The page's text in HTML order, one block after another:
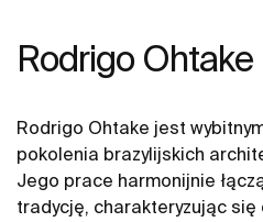
Rodrigo Ohtake
Rodrigo Ohtake jest
pokolenia brazylijskich
Jego prace harmonijnie
tradycję, charakteryzując się